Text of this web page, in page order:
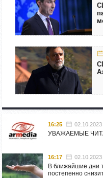
16:25 02.10.2023
УВАЖАЕМЫЕ
16:17 02.10.2023
В ближайшие дни
постепенно